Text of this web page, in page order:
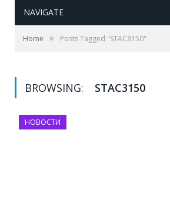
NAVIGATE
Home » Posts Tagged "STAC3150"
BROWSING: STAC3150
НОВОСТИ